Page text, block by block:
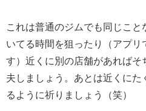
これは普通のジムでも同じこ
いてる時間を狙ったり（アプリ
す）近くに別の店舗があればそ
夫しましょう。あとは近くにた
るように祈りましょう（笑）